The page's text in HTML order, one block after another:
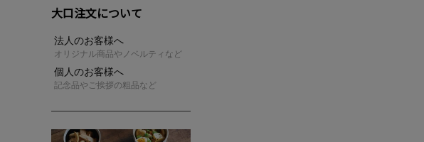
大口注文について
法人のお客様へ
オリジナル商品やノベルティなど
個人のお客様へ
記念品やご挨拶の粗品など